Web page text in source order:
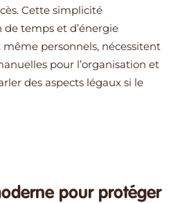
Cette simplicité
temps et d’énergie
même personnels, nécessitent
pour l’organisation et
des aspects légaux si le
pour protéger